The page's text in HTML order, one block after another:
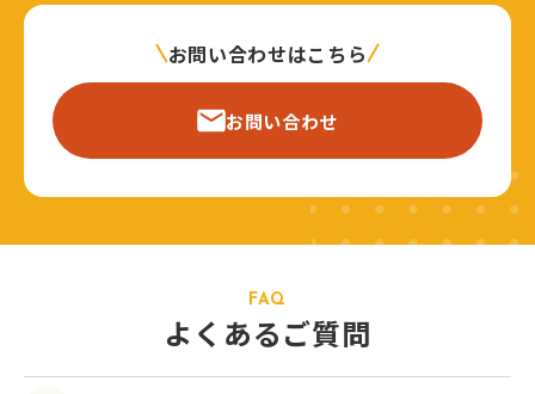
お問い合わせはこちら
お問い合わせ
FAQ
よくあるご質問